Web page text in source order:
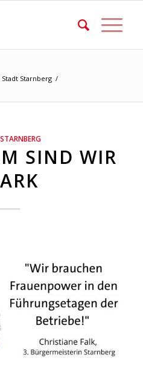
Stadt Starnberg /
SIND WIR